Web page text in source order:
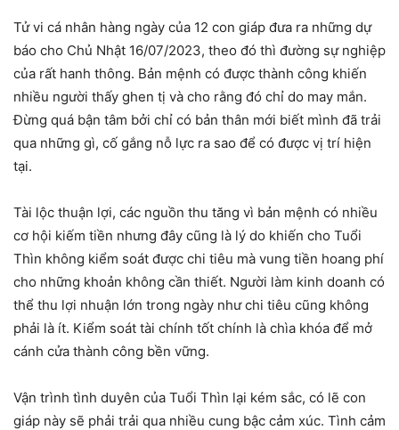
Tử vi cá nhân hàng ngày của 12 con giáp đưa ra những dự
báo cho Chủ Nhật 16/07/2023, theo đó thì đường sự nghiệp
của rất hanh thông. Bản mệnh có được thành công khiến
nhiều người thấy ghen tị và cho rằng đó chỉ do may mắn.
Đừng quá bận tâm bởi chỉ có bản thân mới biết mình đã trải
qua những gì, cố gắng nỗ lực ra sao để có được vị trí hiện
tại.
Tài lộc thuận lợi, các nguồn thu tăng vì bản mệnh có nhiều
cơ hội kiếm tiền nhưng đây cũng là lý do khiến cho Tuổi
Thìn không kiểm soát được chi tiêu mà vung tiền hoang phí
cho những khoản không cần thiết. Người làm kinh doanh có
thể thu lợi nhuận lớn trong ngày như chi tiêu cũng không
phải là ít. Kiểm soát tài chính tốt chính là chìa khóa để mở
cánh cửa thành công bền vững.
Vận trình tình duyên của Tuổi Thìn lại kém sắc, có lẽ con
giáp này sẽ phải trải qua nhiều cung bậc cảm xúc. Tình cảm